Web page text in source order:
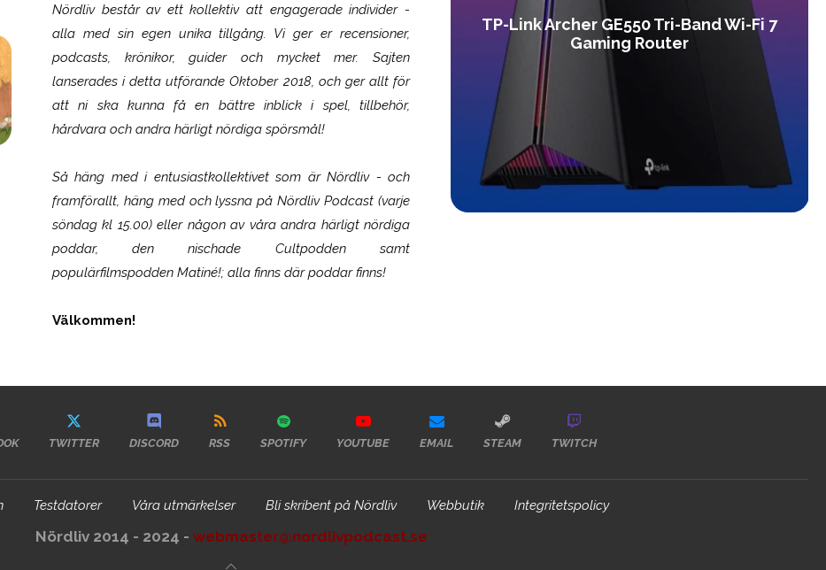
Nördliv består av ett kollektiv att engagerade individer -
alla med sin egen unika tillgång. Vi ger er recensioner,
podcasts, krönikor, guider och mycket mer. Sajten
lanserades i detta utförande Oktober 2018, och ger allt för
att ni ska kunna få en bättre inblick i spel, tillbehör,
hårdvara och andra härligt nördiga spörsmål!
Så häng med i entusiastkollektivet som ärNördliv- och
framförallt, häng med och lyssna på Nördliv Podcast (varje
söndag kl 15.00) eller någon av våra andra härligt nördiga
poddar, den nischade Cultpodden samt
populärfilmspodden Matiné!; alla finns där poddar finns!
Välkommen!
Logitech G316 X 98
TP-Link Archer GE550 Tri-Band Wi-Fi 7
Gaming Router
TWITTER DISCORD RSS SPOTIFY YOUTUBE EMAIL STEAM TWITCH
Testdatorer Våra utmärkelser Bli skribent på Nördliv Webbutik Integritetspolicy
Nördliv 2014 - 2024 - webmaster@nordlivpodcast.se